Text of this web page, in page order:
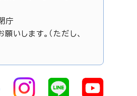
庁
いします。（ただし、